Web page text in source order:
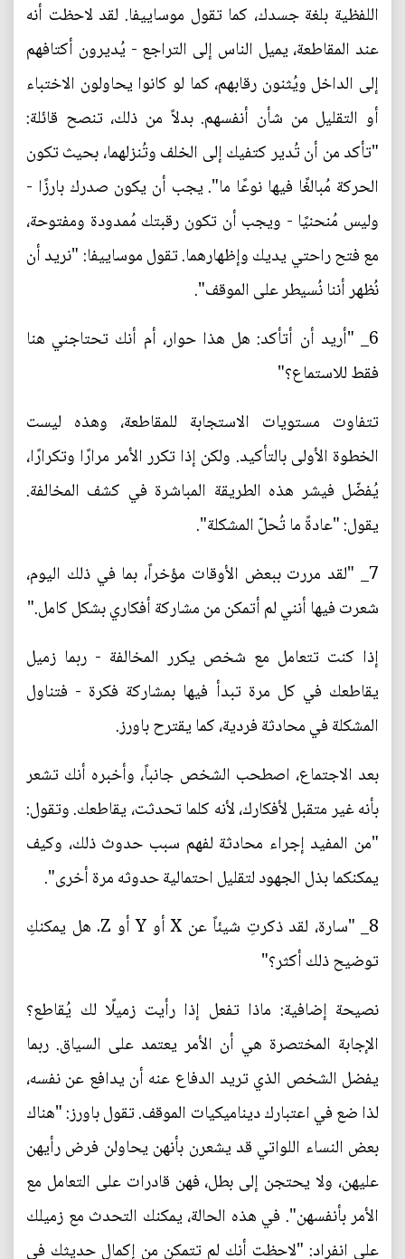
اللفظية بلغة جسدك، كما تقول موساييفا. لقد لاحظت أنه
عند المقاطعة، يميل الناس إلى التراجع - يُديرون أكتافهم
إلى الداخل ويُثنون رقابهم، كما لو كانوا يحاولون الاختباء
أو التقليل من شأن أنفسهم. بدلاً من ذلك، تنصح قائلة:
"تأكد من أن تُدير كتفيك إلى الخلف وتُنزلهما، بحيث تكون
الحركة مُبالغًا فيها نوعًا ما". يجب أن يكون صدرك بارزًا -
وليس مُنحنيًا - ويجب أن تكون رقبتك مُمدودة ومفتوحة،
مع فتح راحتي يديك وإظهارهما. تقول موساييفا: "نريد أن
نُظهر أننا نُسيطر على الموقف".
6_ "أريد أن أتأكد: هل هذا حوار، أم أنك تحتاجني هنا
فقط للاستماع؟"
تتفاوت مستويات الاستجابة للمقاطعة، وهذه ليست
الخطوة الأولى بالتأكيد. ولكن إذا تكرر الأمر مرارًا وتكرارًا،
يُفضّل فيشر هذه الطريقة المباشرة في كشف المخالفة.
يقول: "عادةً ما تُحلّ المشكلة".
7_ "لقد مررت ببعض الأوقات مؤخراً، بما في ذلك اليوم،
شعرت فيها أنني لم أتمكن من مشاركة أفكاري بشكل كامل."
إذا كنت تتعامل مع شخص يكرر المخالفة - ربما زميل
يقاطعك في كل مرة تبدأ فيها بمشاركة فكرة - فتناول
المشكلة في محادثة فردية، كما يقترح باورز.
بعد الاجتماع، اصطحب الشخص جانباً، وأخبره أنك تشعر
بأنه غير متقبل لأفكارك، لأنه كلما تحدثت، يقاطعك. وتقول:
"من المفيد إجراء محادثة لفهم سبب حدوث ذلك، وكيف
يمكنكما بذل الجهود لتقليل احتمالية حدوثه مرة أخرى".
8_ "سارة، لقد ذكرتِ شيئاً عن X أو Y أو Z. هل يمكنكِ
توضيح ذلك أكثر؟"
نصيحة إضافية: ماذا تفعل إذا رأيت زميلًا لك يُقاطع؟
الإجابة المختصرة هي أن الأمر يعتمد على السياق. ربما
يفضل الشخص الذي تريد الدفاع عنه أن يدافع عن نفسه،
لذا ضع في اعتبارك ديناميكيات الموقف. تقول باورز: "هناك
بعض النساء اللواتي قد يشعرن بأنهن يحاولن فرض رأيهن
عليهن، ولا يحتجن إلى بطل، فهن قادرات على التعامل مع
الأمر بأنفسهن". في هذه الحالة، يمكنك التحدث مع زميلك
على انفراد: "لاحظت أنك لم تتمكن من إكمال حديثك في